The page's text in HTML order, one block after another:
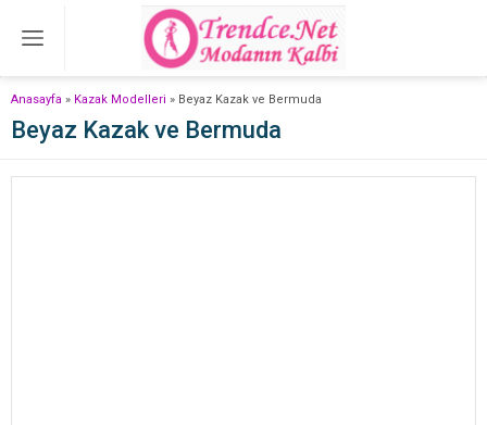
Anasayfa » Kazak Modelleri » Beyaz Kazak ve Bermuda
Beyaz Kazak ve Bermuda